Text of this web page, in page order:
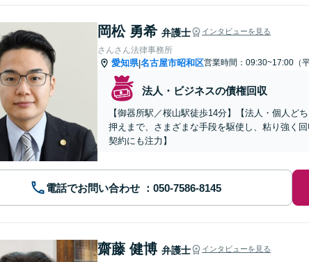
岡松 勇希 弁護士 インタビューを見る
さんさん法律事務所
愛知県|名古屋市昭和区営業時間：09:30~17:00（平
法人・ビジネスの債権回収
【御器所駅／桜山駅徒歩14分】【法人・個人ど
押えまで、さまざまな手段を駆使し、粘り強く
契約にも注力】
電話でお問い合わせ
齋藤 健博 弁護士 インタビューを見る